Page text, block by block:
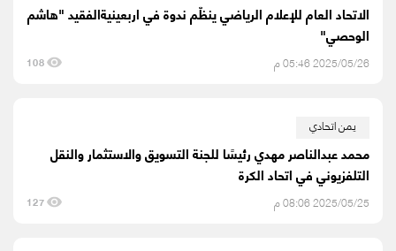
الاتحاد العام للإعلام الرياضي ينظّم ندوة في اربعينيةالفقيد "هاشم
الوحصي"
2025/05/26 05:46 م 108
يمن اتحادي
محمد عبدالناصر مهدي رئيسًا للجنة التسويق والاستثمار والنقل
التلفزيوني في اتحاد الكرة
2025/05/25 08:06 م 127